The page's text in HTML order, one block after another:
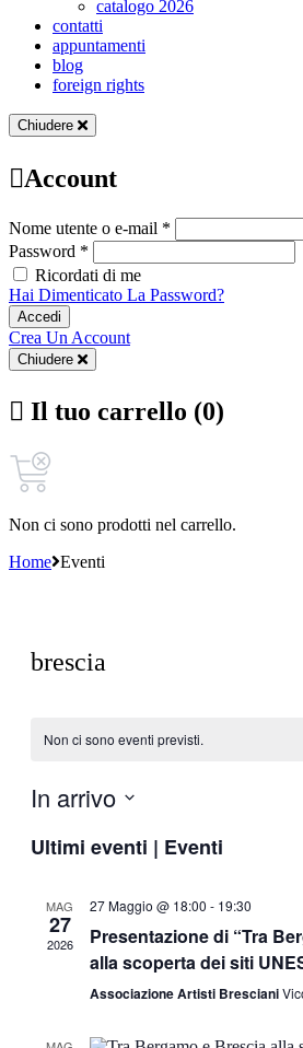
catalogo 2026
contatti
appuntamenti
blog
foreign rights
Chiudere
Account
Nome utente o e-mail *
Password *
Ricordati di me
Hai Dimenticato La Password?
Accedi
Crea Un Account
Chiudere
Il tuo carrello (0)
Non ci sono prodotti nel carrello.
Home Eventi
brescia
Non ci sono eventi previsti.
In arrivo
la
Ultimi eventi | Eventi
MAG
27
2026
27 Maggio @ 18:00 - 19:30
Presentazione di “Tra
alla scoperta dei siti
Associazione Artisti Bresciani